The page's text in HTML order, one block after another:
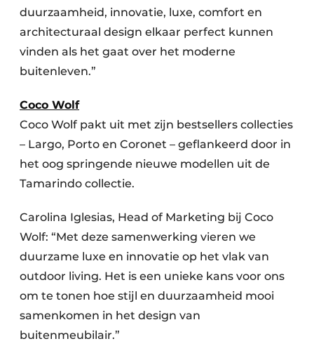
duurzaamheid, innovatie, luxe, comfort en
architecturaal design elkaar perfect kunnen
vinden als het gaat over het moderne
buitenleven.”
Coco Wolf
Coco Wolf pakt uit met zijn bestsellers collecties
– Largo, Porto en Coronet – geflankeerd door in
het oog springende nieuwe modellen uit de
Tamarindo collectie.
Carolina Iglesias, Head of Marketing bij Coco
Wolf: “Met deze samenwerking vieren we
duurzame luxe en innovatie op het vlak van
outdoor living. Het is een unieke kans voor ons
om te tonen hoe stijl en duurzaamheid mooi
samenkomen in het design van
buitenmeubilair.”